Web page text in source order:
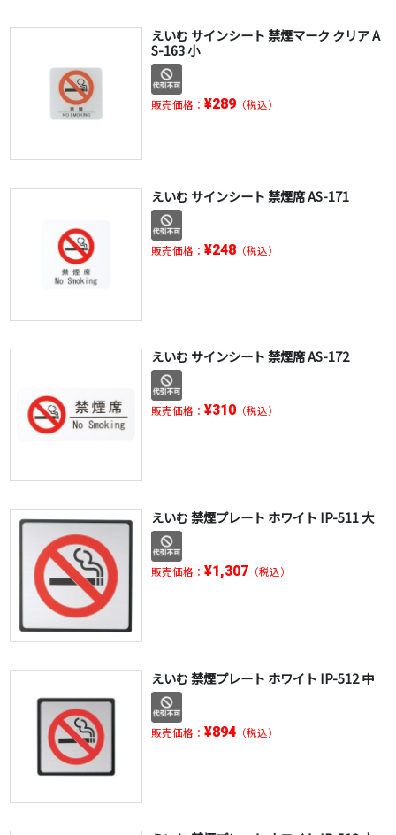
えいむ サインシート 禁煙マーク クリア A
S-163 小
販売価格： ¥289（税込）
えいむ サインシート 禁煙席 AS-171
販売価格： ¥248（税込）
えいむ サインシート 禁煙席 AS-172
販売価格： ¥310（税込）
えいむ 禁煙プレート ホワイト IP-511 大
販売価格： ¥1,307（税込）
えいむ 禁煙プレート ホワイト IP-512 中
販売価格： ¥894（税込）